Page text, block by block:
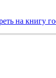
на книгу